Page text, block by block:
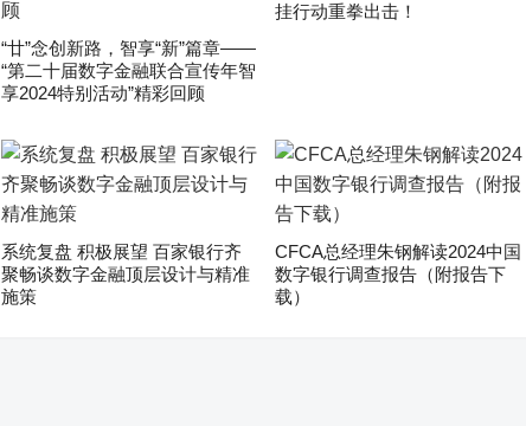
“廿”念创新路，智享“新”篇章——
“第二十届数字金融联合宣传年智
享2024特别活动”精彩回顾
挂行动重拳出击！
系统复盘 积极展望 百家银行齐
聚畅谈数字金融顶层设计与精准
施策
CFCA总经理朱钢解读2024中国
数字银行调查报告（附报告下
载）